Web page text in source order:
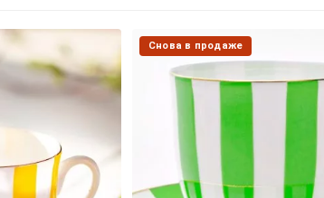
Снова в продаже